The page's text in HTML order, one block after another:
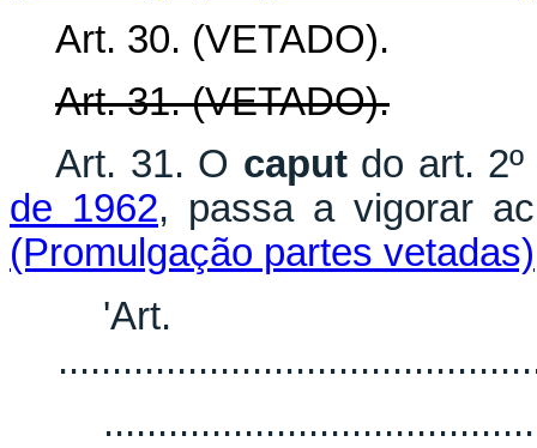
Art. 30. (VETADO).
Art. 31. (VETADO).
Art. 31. O caput do art.
de 1962, passa a vigorar
(Promulgação partes vetadas)